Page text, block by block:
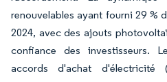
renouvelables ayant fourni 29 %
2024, avec des ajouts
confiance des investisseurs.
accords d'achat d'électricité